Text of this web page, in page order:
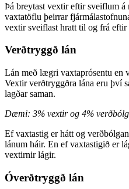
Þá breytast vextir eftir sveiflum
vaxtatöflu þeirrar
vextir sveiflast hratt til og frá
Verðtryggð lán
Lán með lægri vaxtaprósentu en
Vextir verðtryggðra lána eru því
lagðar saman.
Dæmi: 3% vextir og 4%
Ef vaxtastig er hátt og
lánum háir. En ef vaxtastigið er
vextirnir lágir.
Óverðtryggð lán